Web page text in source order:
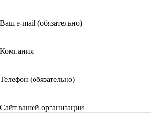
Ваш e-mail (обязательно)
Компания
Телефон (обязательно)
Сайт вашей организации